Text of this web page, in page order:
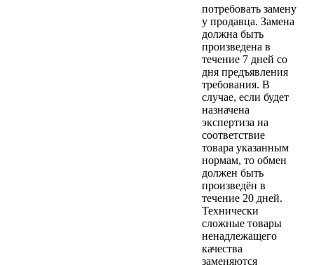
потребовать замену
у продавца. Замена
должна быть
произведена в
течение 7 дней со
дня предъявления
требования. В
случае, если будет
назначена
экспертиза на
соответствие
товара указанным
нормам, то обмен
должен быть
произведён в
течение 20 дней.
Технически
сложные товары
ненадлежащего
качества
заменяются